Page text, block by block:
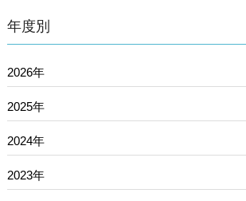
年度別
2026年
2025年
2024年
2023年